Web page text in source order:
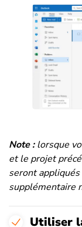
Note :lorsque
et le projet
seront
supplémentaire
Utiliser